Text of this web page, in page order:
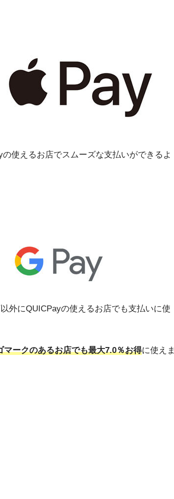
の使えるお店でスムーズな支払いができるよ
外にQUICPayの使えるお店でも支払いに使
ークのあるお店でも最大7.0％お得に使えま